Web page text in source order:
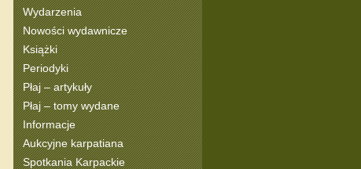
Wydarzenia
Nowości wydawnicze
Książki
Periodyki
Płaj – artykuły
Płaj – tomy wydane
Informacje
Aukcyjne karpatiana
Spotkania Karpackie